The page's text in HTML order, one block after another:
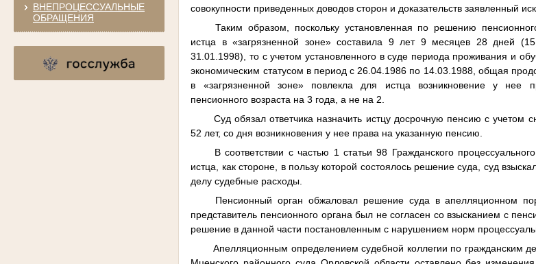
ВНЕПРОЦЕССУАЛЬНЫЕ
ОБРАЩЕНИЯ
совокупности приведенных доводов сторон и доказательств заявленный
Таким образом, поскольку установленная по решению
истца в «загрязненной зоне» составила 9 лет 9 месяцев 28 дней
31.01.1998), то с учетом установленного в суде периода проживания и
экономическим статусом в период с 26.04.1986 по 14.03.1988, общая
в «загрязненной зоне» повлекла для истца возникновение у нее
пенсионного возраста на 3 года, а не на 2.
Суд обязал ответчика назначить истцу досрочную пенсию с учетом
52 лет, со дня возникновения у нее права на указанную пенсию.
В соответствии с частью 1 статьи 98 Гражданского
истца, как стороне, в пользу которой состоялось решение суда, суд
делу судебные расходы.
Пенсионный орган обжаловал решение суда в апелляционном
представитель пенсионного органа был не согласен со взысканием с
решение в данной части постановленным с нарушением норм
Апелляционным определением судебной коллегии по гражданским